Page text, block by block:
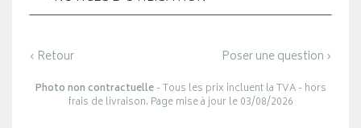
‹ Retour Poser une question ›
Photo non contractuelle- Tous les prix incluent la TVA - hors
frais de livraison. Page mise à jour le 03/08/2026